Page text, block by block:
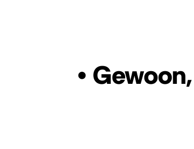
• Gewoon,